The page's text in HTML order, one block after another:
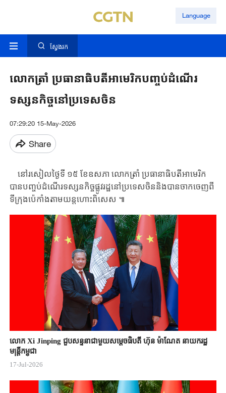
Language
ស្វែងរក
លោកត្រាំ ប្រធានាធិបតីអាមេរិកបញ្ចប់ដំណើរ
ទស្សនកិច្ចនៅប្រទេសចិន
07:29:20 15-May-2026
Share
នៅរសៀលថ្ងៃទី ​១៥ ​ខែឧសភា ​លោកត្រាំ ​ប្រធានាធិបតីអាមេរិក​
បាន​បញ្ចប់​ដំណើរ​ទស្សន​កិច្ច​ផ្លូវរដ្ឋ​នៅប្រទេសចិន​និង​បាន​ចាកចេញពី​
ទី​ក្រុងប៉េកាំង​តាមយន្តហោះ​ពិសេស ​៕​
លោក Xi Jinping ជួបសន្ទនាជាមួយសម្តេចធិបតី ហ៊ុន ម៉ាណែត នាយករដ្ឋ
មន្ត្រីកម្ពុជា
17-Jul-2026